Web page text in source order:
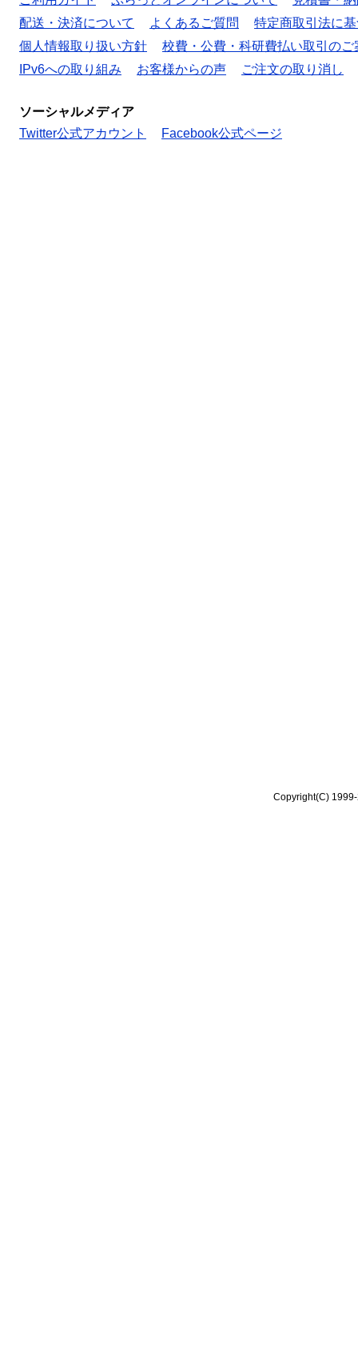
配送・決済について
よくあるご質問
特定商取引法に
個人情報取り扱い方針
校費・公費・科研費払い取引のご
IPv6への取り組み
お客様からの声 ご注文の取り消し
ソーシャルメディア
Twitter公式アカウント
Facebook公式ページ
Copyright(C)